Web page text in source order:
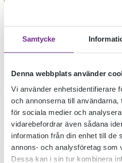
Samtycke
Denna webbplats använder
Vi använder enhetsidentifierare
och annonserna till användarna,
för sociala medier och
vidarebefordrar även sådana
information från din enhet till de
annons- och analysföretag som
Dessa kan i sin tur kombinera